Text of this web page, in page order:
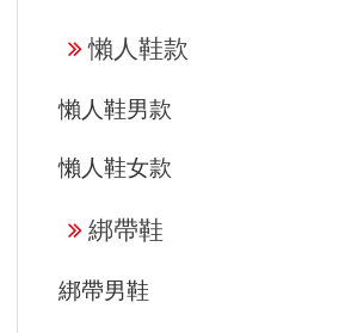
懶人鞋款
懶人鞋男款
懶人鞋女款
綁帶鞋
綁帶男鞋